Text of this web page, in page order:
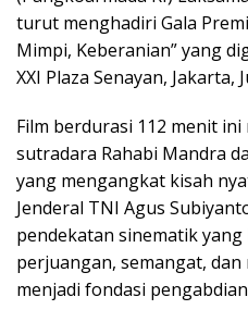
turut menghadiri Gala
Mimpi, Keberanian” yang
XXI Plaza Senayan, Jakarta,
Film berdurasi 112 menit
sutradara Rahabi Mandra
yang mengangkat kisah
Jenderal TNI Agus
pendekatan sinematik
perjuangan, semangat,
menjadi fondasi